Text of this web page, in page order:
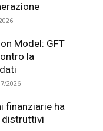
Model: GFT
la
2026
finanziarie ha
distruttivi